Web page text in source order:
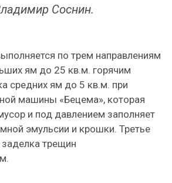
Соснин.
по трем направлениям
ям до 25 кв.м. горячим
средних ям до 5 кв.м. при
машины «Бецема», которая
и под давлением заполняет
эмульсии и крошки. Третье
заделка трещин